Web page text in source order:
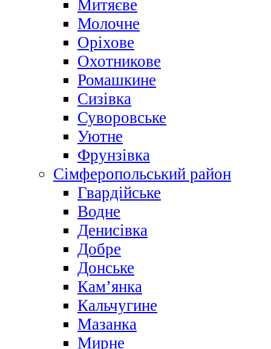
Митяєве
Молочне
Оріхове
Охотникове
Ромашкине
Сизівка
Суворовське
Уютне
Фрунзівка
Сімферопольський район
Гвардійське
Водне
Денисівка
Добре
Донське
Кам’янка
Кальчугине
Мазанка
Мирне